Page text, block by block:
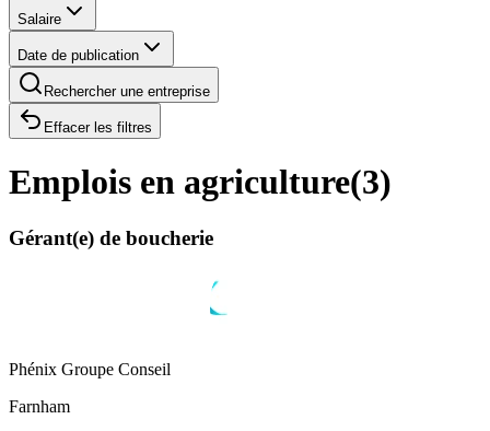
Salaire
Date de publication
Rechercher une entreprise
Effacer les filtres
Emplois en agriculture(3)
Gérant(e) de boucherie
Phénix Groupe Conseil
Farnham